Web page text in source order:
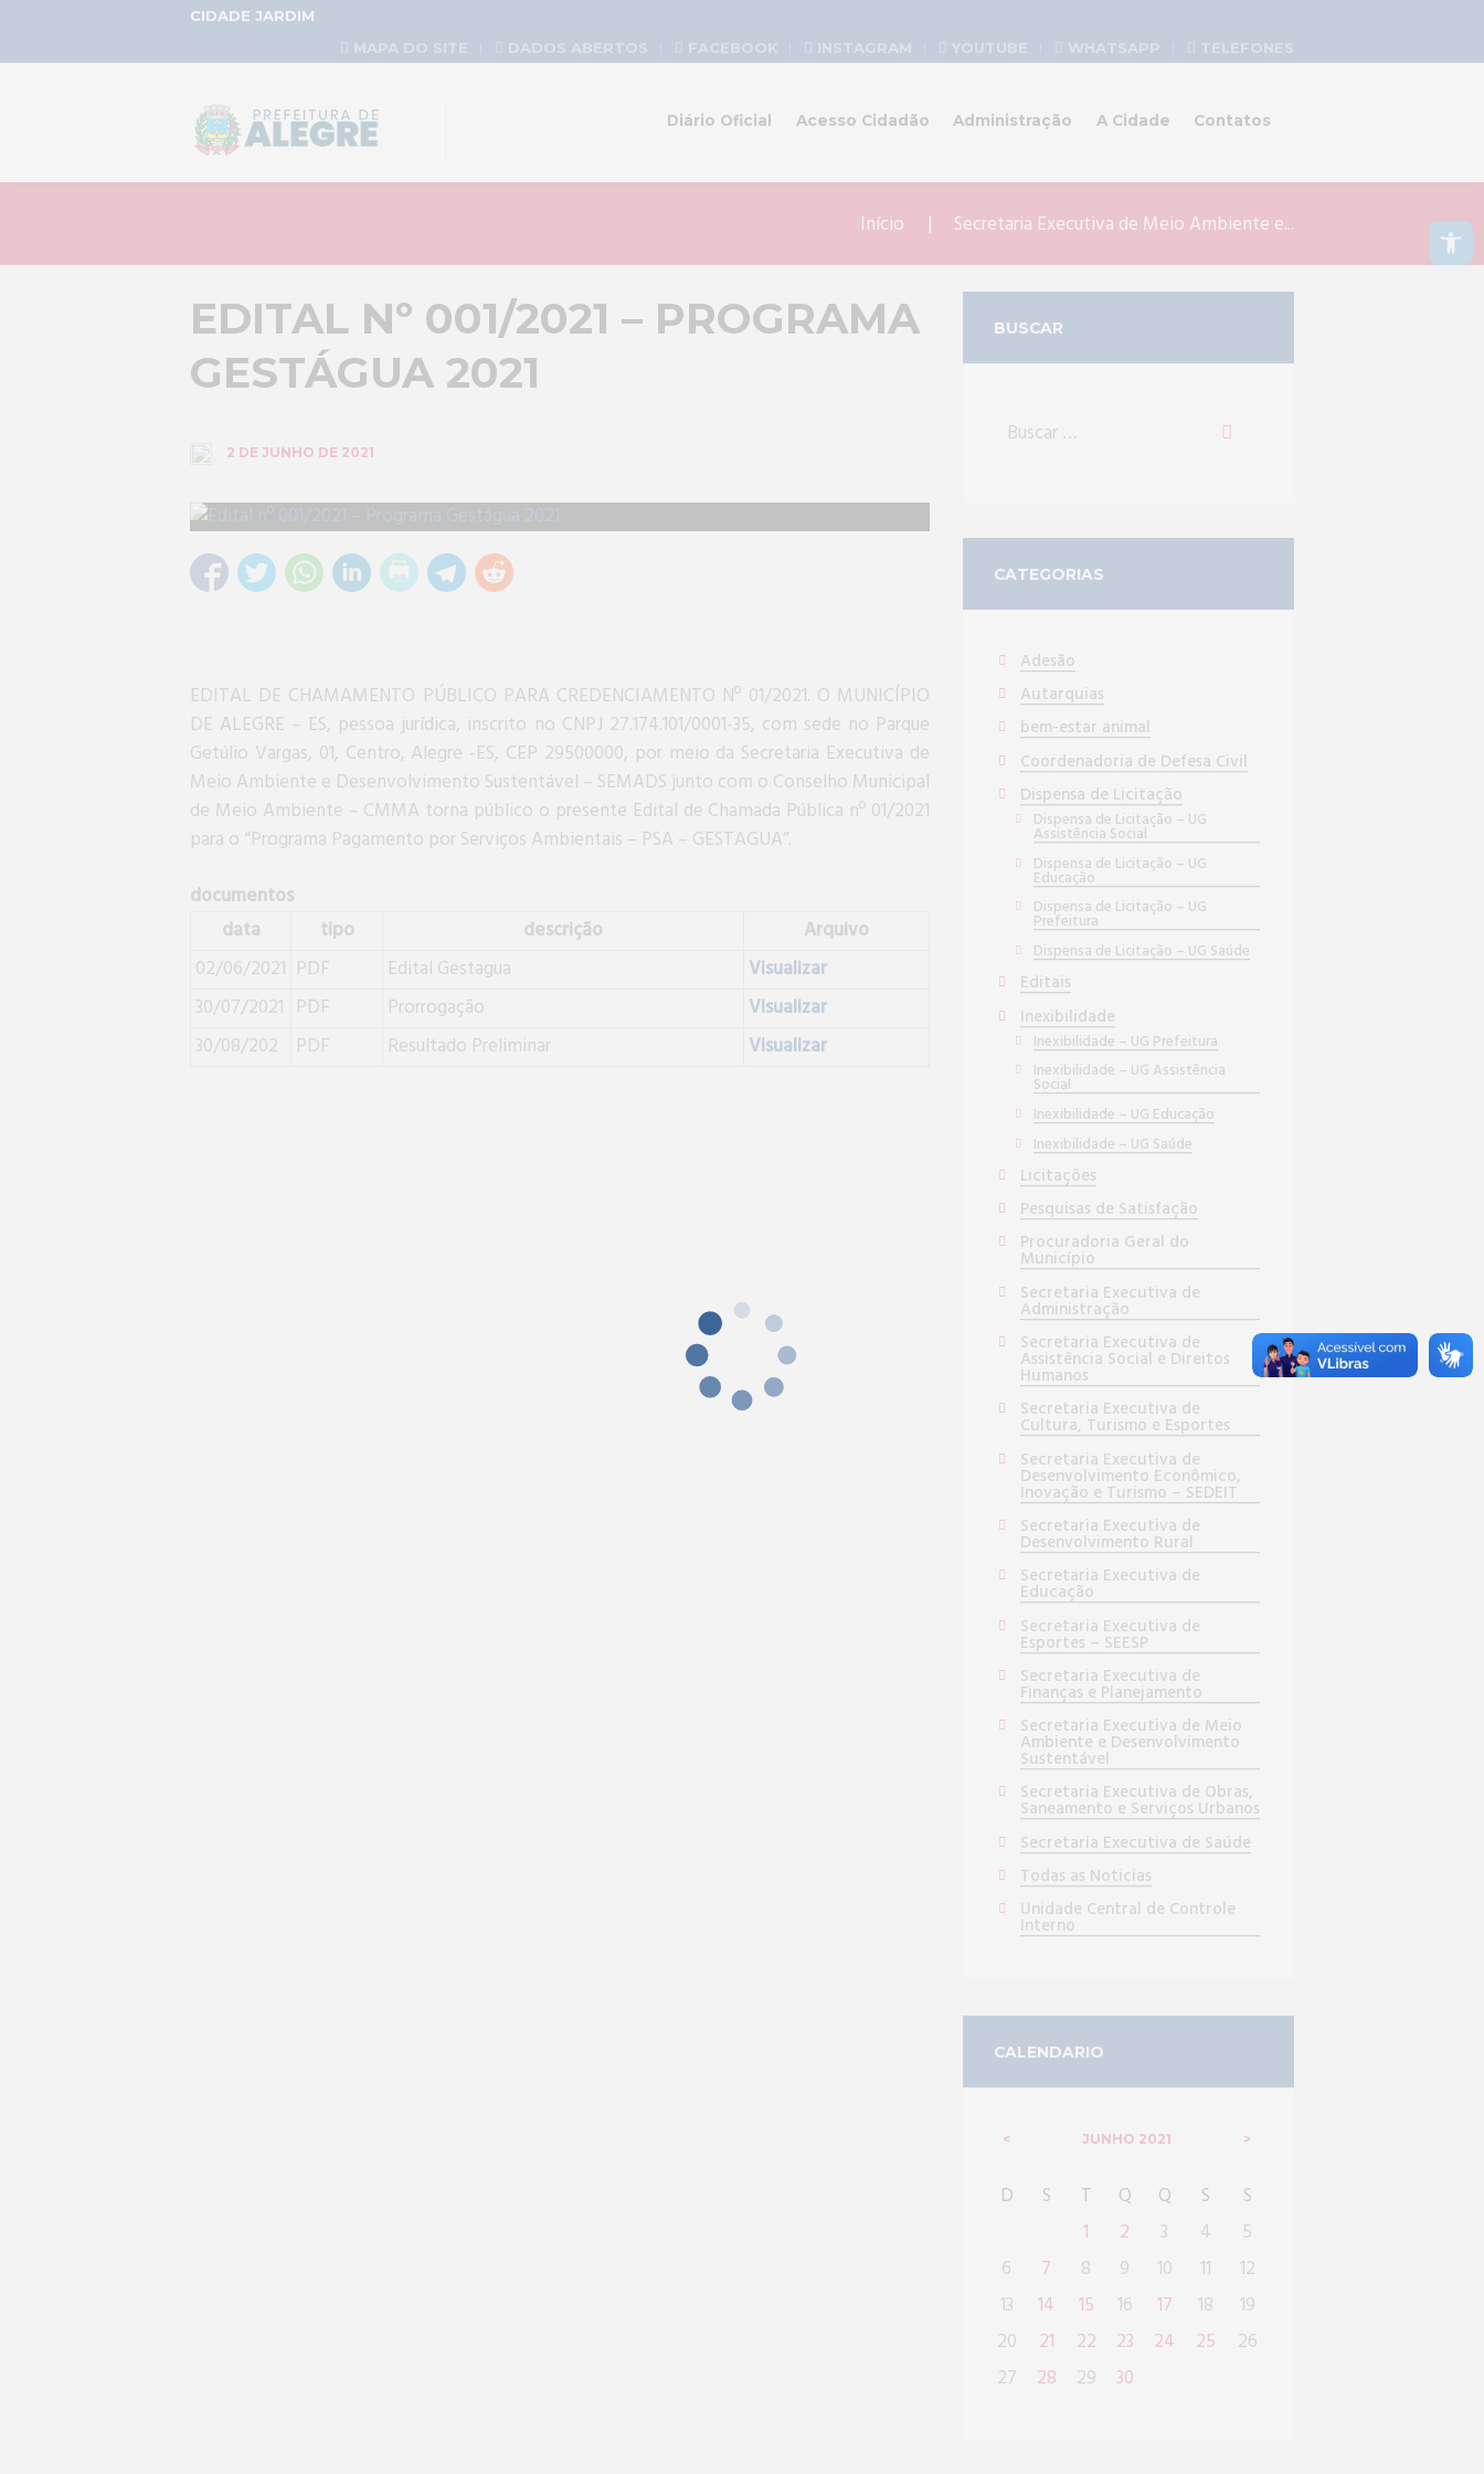
CIDADE JARDIM
MAPA DO SITE
DADOS ABERTOS FACEBOOK INSTAGRAM YOUTUBE WHATSAPP TELEFONES
Diário Oficial Acesso Cidadão Administração A Cidade Contatos
Início Secretaria Executiva de Meio Ambiente e...
EDITAL Nº 001/2021 – PROGRAMA
GESTÁGUA 2021
2 DE JUNHO DE 2021
EDITAL DE CHAMAMENTO PÚBLICO PARA CREDENCIAMENTO Nº 01/2021. O MUNICÍPIO
DE ALEGRE – ES, pessoa jurídica, inscrito no CNPJ 27.174.101/0001-35, com sede no Parque
Getúlio Vargas, 01, Centro, Alegre -ES, CEP 29500000, por meio da Secretaria Executiva de
Meio Ambiente e Desenvolvimento Sustentável – SEMADS junto com o Conselho Municipal
de Meio Ambiente – CMMA torna público o presente Edital de Chamada Pública nº 01/2021
para o “Programa Pagamento por Serviços Ambientais – PSA – GESTAGUA”.
documentos
data
tipo descrição
Arquivo
02/06/2021 PDF Edital Gestagua
Visualizar
30/07/2021 PDF Prorrogação
Visualizar
30/08/202
PDF Resultado Preliminar Visualizar
BUSCAR
CATEGORIAS
Adesão
Autarquias
bem-estar animal
Coordenadoria de Defesa Civil
Dispensa de Licitação
Dispensa de Licitação – UG
Assistência Social
Dispensa de Licitação – UG
Educação
Dispensa de Licitação – UG
Prefeitura
Dispensa de Licitação – UG Saúde
Editais
Inexibilidade
Inexibilidade – UG Prefeitura
Inexibilidade – UG Assistência
Social
Inexibilidade – UG Educação
Inexibilidade – UG Saúde
Licitações
Pesquisas de Satisfação
Procuradoria Geral do
Município
Secretaria Executiva de
Administração
Secretaria Executiva de
Assistência Social e Direitos
Humanos
Secretaria Executiva de
Cultura, Turismo e Esportes
Secretaria Executiva de
Desenvolvimento Econômico,
Inovação e Turismo – SEDEIT
Secretaria Executiva de
Desenvolvimento Rural
Secretaria Executiva de
Educação
Secretaria Executiva de
Esportes – SEESP
Secretaria Executiva de
Finanças e Planejamento
Secretaria Executiva de Meio
Ambiente e Desenvolvimento
Sustentável
Secretaria Executiva de Obras,
Saneamento e Serviços Urbanos
Secretaria Executiva de Saúde
Todas as Noticias
Unidade Central de Controle
Interno
CALENDARIO
JUNHO 2021
D S T Q Q S
S
1
2 3 4
5
6
7 8 9 10 11
12
13
14 15 16 17 18
19
20
21 22 23 24 25
26
27
28 29 30
Abrir a barra de ferramentas